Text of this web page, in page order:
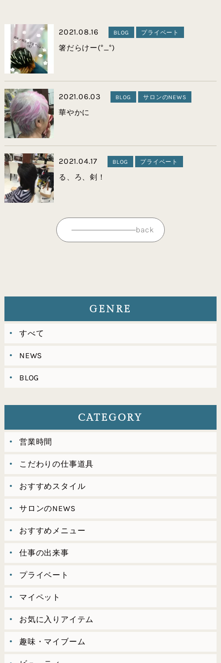
2021.08.16 BLOG プライベート
箸だらけー(°_°)
2021.06.03 BLOG サロンのNEWS
華やかに
2021.04.17 BLOG プライベート
る、ろ、剣！
back
GENRE
すべて
NEWS
BLOG
CATEGORY
営業時間
こだわりの仕事道具
おすすめスタイル
サロンのNEWS
おすすめメニュー
仕事の出来事
プライベート
マイペット
お気に入りアイテム
趣味・マイブーム